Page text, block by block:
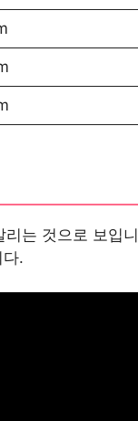
는 것으로 보입니
.